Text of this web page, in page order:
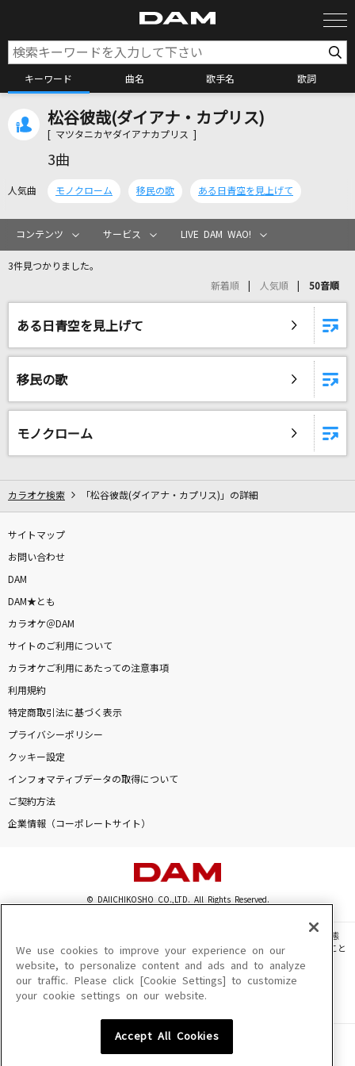
キーワード 曲名 歌手名 歌詞
カラオケ検索
カラオケリクエスト
リアルタイムで歌われている曲の一覧
I(ビデオクリップバージョン)
BUMP OF CHICKEN
BUMP OF CHICKEN
会いたくて
Ado
Lovers Again
EXILE
[生音]くちびるNetwork
岡田有希子
メトロノーム
[生音]白雪
マルシィ
抱きしめたい
もっと見る
カラオケ最新情報をチェック！
松谷彼哉(ダイアナ・カプリス)
[ マツタニカヤダイアナカプリス ]
3曲
人気曲 モノクローム 移民の歌 ある日青空を見上げて
コンテンツ サービス LIVE DAM WAO!
3件見つかりました。
新着順 人気順 50音順
ある日青空を見上げて
移民の歌
モノクローム
カラオケ検索 「松谷彼哉(ダイアナ・カプリス)」の詳細
サイトマップ
お問い合わせ
DAM
DAM★とも
カラオケ＠DAM
サイトのご利用について
カラオケご利用にあたっての注意事項
利用規約
特定商取引法に基づく表示
プライバシーポリシー
クッキー設定
インフォマティブデータの取得について
ご契約方法
企業情報（コーポレートサイト）
© DAIICHIKOSHO CO.,LTD. All Rights Reserved.
このサイトに掲載されている一切の文章・画像・写真・動画・音声等を、手段や形態
を問わず、著作権法の定める範囲を超えて無断で複製、転載、ファイル化などすること
を禁じます。
楽曲及びコンテンツは、機種によりご利用いただけない場合があります。
楽曲及びコンテンツの配信日、配信内容が変更になる場合があります。
We use cookies to improve your experience on our
website, to personalize content and ads and to analyze
our traffic. Please click [Cookie Settings] to customize
your cookie settings on our website.
Accept All Cookies